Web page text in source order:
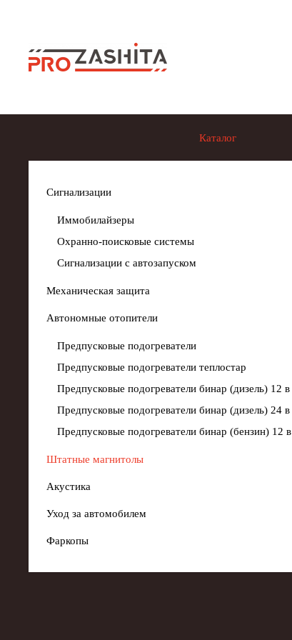
Каталог
Сигнализации
Иммобилайзеры
Охранно-поисковые системы
Сигнализации с автозапуском
Механическая защита
Автономные отопители
Предпусковые подогреватели
Предпусковые подогреватели теплостар
Предпусковые подогреватели бинар (дизель) 12 в
Предпусковые подогреватели бинар (дизель) 24 в
Предпусковые подогреватели бинар (бензин) 12 в
Штатные магнитолы
Акустика
Уход за автомобилем
Фаркопы